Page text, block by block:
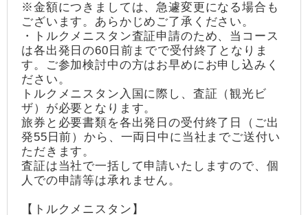
※金額につきましては、急遽変更になる場合も
ございます。あらかじめご了承ください。
・トルクメニスタン査証申請のため、当コース
は各出発日の60日前までで受付終了となりま
す。ご参加検討中の方はお早めにお申し込みく
ださい。
トルクメニスタン入国に際し、査証（観光ビ
ザ）が必要となります。
旅券と必要書類を各出発日の受付終了日（ご出
発55日前）から、一両日中に当社までご送付い
ただきます。
査証は当社で一括して申請いたしますので、個
人での申請等は承れません。
【トルクメニスタン】